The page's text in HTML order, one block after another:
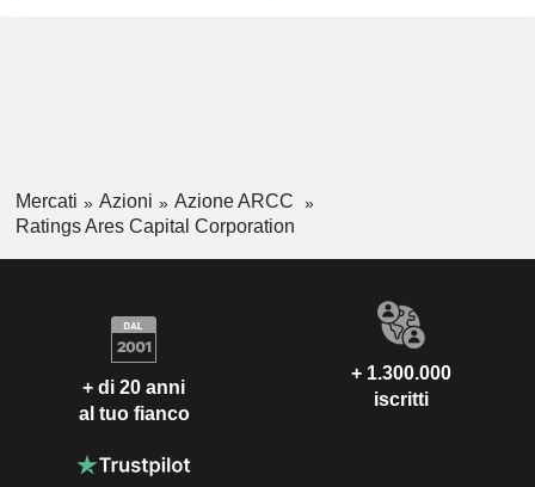
Mercati Azioni
Azione ARCC
Ratings Ares Capital Corporation
+ di 20 anni
al tuo fianco
+ 1.300.000
iscritti